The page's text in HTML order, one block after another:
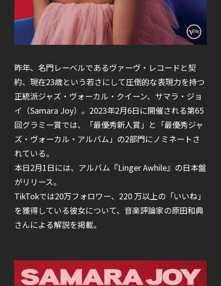
昨年、名門レーベルであるヴァーヴ・レコードと契
約、現在23歳という若さにして圧倒的な表現力を持つ
正統派ジャズ・ヴォーカル・クイーン、サマラ・ジョ
イ（Samara Joy）。2023年2月6日に開催される第65
回グラミー賞では、「最優秀新人賞」と「最優秀ジャ
ズ・ヴォーカル・アルバム」の2部門にノミネートさ
れている。
本日2月1日には、アルバム『Linger Awhile』の日本盤
がリリース。
TikTokでは20万フォロワー、220 万以上の「いいね」
を獲得している彼女について、音楽評論家の原田和典
さんによる解説を掲載。